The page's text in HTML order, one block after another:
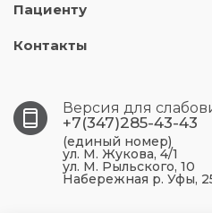
Пациенту
Контакты
Версия для
+7(347)285-43-43
(единый номер)
ул. М. Жукова, 4/1
ул. М. Рыльского, 10
Набережная р. Уфы,